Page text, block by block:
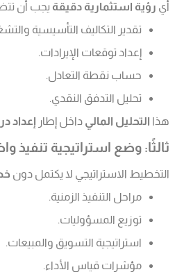
أي رؤية استثمارية دقيقة يجب أن
تقدير التكاليف التأسيسية
إعداد توقعات الإيرادات.
حساب نقطة التعادل.
تحليل التدفق النقدي.
هذا التحليل المالي داخل إطار إعداد
ثالثًا: وضع استراتيجية تنفيذ
التخطيط الاستراتيجي لا يكتمل دون
مراحل التنفيذ الزمنية.
توزيع المسؤوليات.
استراتيجية التسويق والمبيعات.
مؤشرات قياس الأداء.